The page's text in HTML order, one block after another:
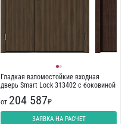
Гладкая взломостойкие входная
дверь Smart Lock 313402 с боковиной
от 204 587₽
ЗАЯВКА НА РАСЧЕТ